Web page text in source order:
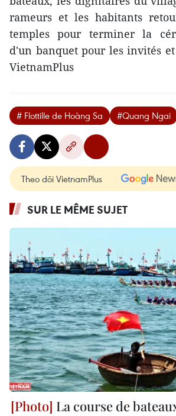
rameurs et les habitants
temples pour terminer la
d'un banquet pour les invités
VietnamPlus
# Flottille de Hoàng Sa #Quang Ngai
Theo dõi VietnamPlus
SUR LE MÊME SUJET
La course de